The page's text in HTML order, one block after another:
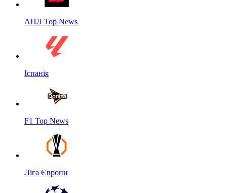
АПЛ Top News
Іспанія
F1 Top News
Ліга Європи